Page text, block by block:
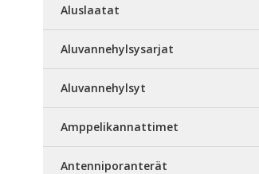
Aluslaatat
Aluvannehylsysarjat
Aluvannehylsyt
Amppelikannattimet
Antenniporanterät